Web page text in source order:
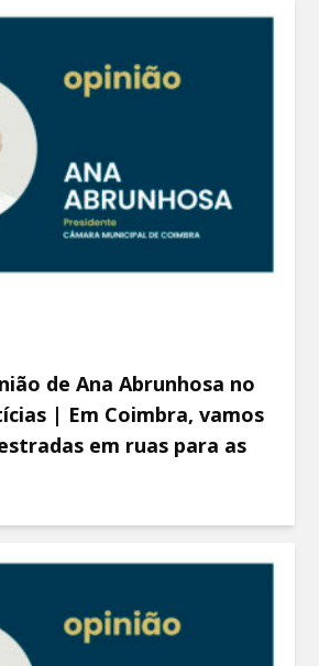
de Ana Abrunhosa no
| Em Coimbra, vamos
em ruas para as